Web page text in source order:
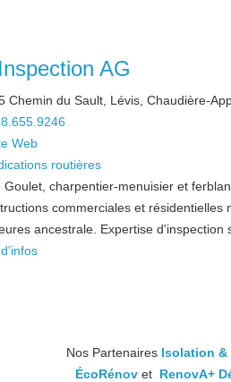
AG
Chemin du Sault, Lévis, Chaudière-
Web
routières
Goulet, charpentier-menuisier et
commerciales et résidentielles
ancestrale. Expertise
Nos Partenaires Isolation &
ÉcoRénovet RenovA+